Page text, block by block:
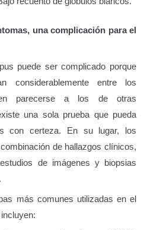
una complicación para el
puede ser complicado porque
considerablemente entre los
parecerse a los de otras
una sola prueba que pueda
con certeza. En su lugar, los
de hallazgos clínicos,
de imágenes y biopsias
más comunes utilizadas en el